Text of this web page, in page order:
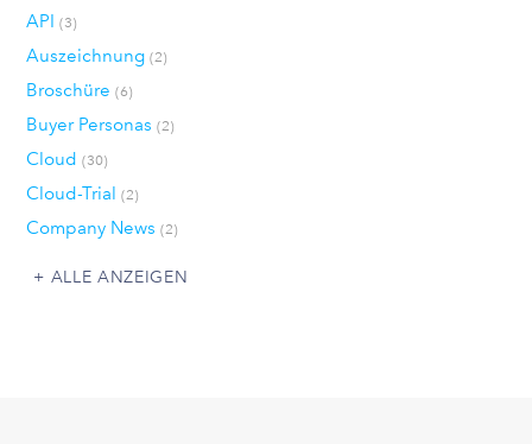
API (3)
Auszeichnung (2)
Broschüre (6)
Buyer Personas (2)
Cloud (30)
Cloud-Trial (2)
Company News (2)
ALLE ANZEIGEN